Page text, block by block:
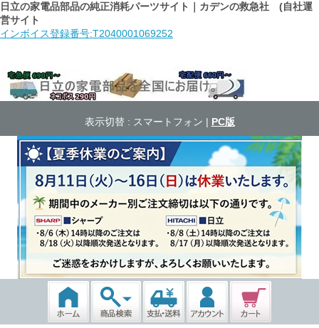
日立の家電品部品の純正消耗パーツサイト｜カデンの救急社 (自社運
営サイト
インボイス登録番号:T2040001069252
表示切替 : スマートフォン | PC版